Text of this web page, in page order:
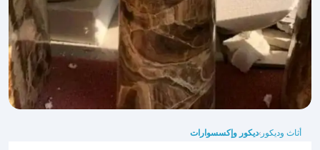
أثاث وديكور ›ديكور وإكسسوارات